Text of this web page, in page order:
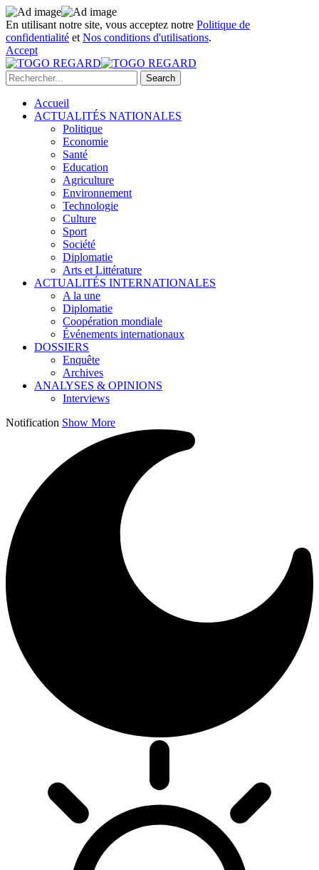
En utilisant notre site, vous acceptez notre Politique de
confidentialité et Nos conditions d'utilisations.
Accept
Accueil
ACTUALITÉS NATIONALES
Politique
Economie
Santé
Education
Agriculture
Environnement
Technologie
Culture
Sport
Société
Diplomatie
Arts et Littérature
ACTUALITÉS INTERNATIONALES
A la une
Diplomatie
Coopération mondiale
Événements internationaux
DOSSIERS
Enquête
Archives
ANALYSES & OPINIONS
Interviews
Notification Show More